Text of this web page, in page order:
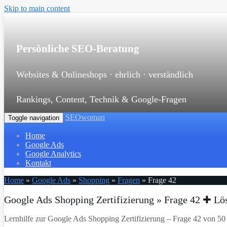
Skip to main content
Persönliche SEO-Beratung
Websites & Onlineshops · ehrlich · verständlich
Rankings, Content, Technik & Google-Fragen
Toggle navigation SEOwoman
Home
Google Ads
Google Analytics
Kontakt
Home » Google Ads » Shopping » Fragen » Frage 42
Google Ads Shopping Zertifizierung » Frage 42 ✚
Lernhilfe zur Google Ads Shopping Zertifizierung – Frage 42 von 50